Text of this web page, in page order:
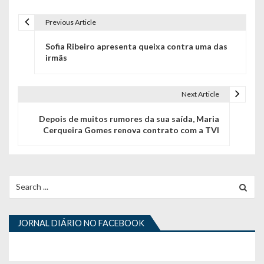
ã
o
d
Previous Article
Sofia Ribeiro apresenta queixa contra uma das
irmãs
Next Article
Depois de muitos rumores da sua saída, Maria
Cerqueira Gomes renova contrato com a TVI
for:
JORNAL DIÁRIO NO FACEBOOK